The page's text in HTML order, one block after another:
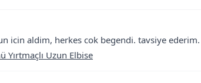
icin aldim, herkes cok begendi. tavsiye ederim.
Yırtmaçlı Uzun Elbise